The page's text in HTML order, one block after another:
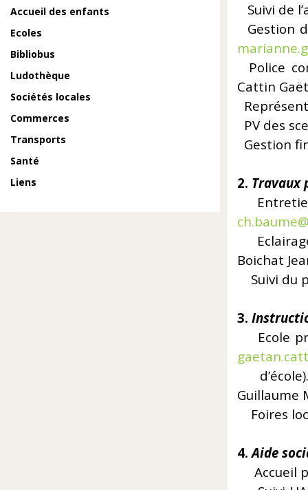
Accueil des enfants
Ecoles
Bibliobus
Ludothèque
Sociétés locales
Commerces
Transports
Santé
Liens
Suivi
Police
Cattin
PV des
Gestion
2. Travaux
Boichat
3.
Ecole
Guillaume
Foires
4.Aide